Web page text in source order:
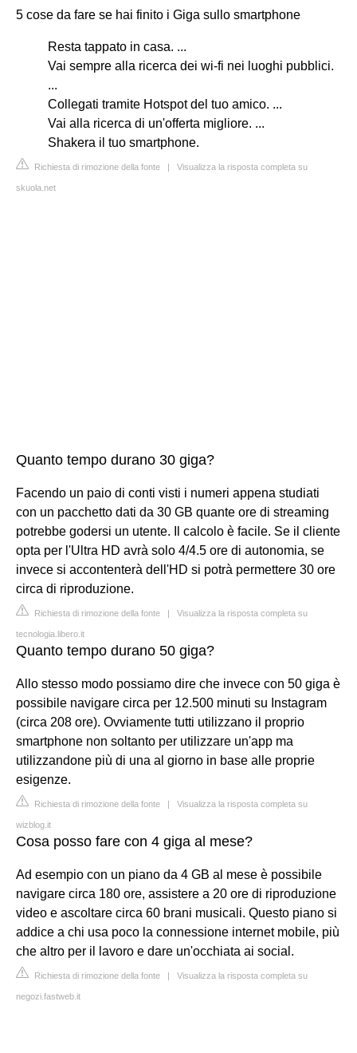
5 cose da fare se hai finito i Giga sullo smartphone
Resta tappato in casa. ...
Vai sempre alla ricerca dei wi-fi nei luoghi pubblici.
...
Collegati tramite Hotspot del tuo amico. ...
Vai alla ricerca di un'offerta migliore. ...
Shakera il tuo smartphone.
Richiesta di rimozione della fonte | Visualizza la risposta completa su
skuola.net
Quanto tempo durano 30 giga?
Facendo un paio di conti visti i numeri appena studiati
con un pacchetto dati da 30 GB quante ore di streaming
potrebbe godersi un utente. Il calcolo è facile. Se il cliente
opta per l'Ultra HD avrà solo 4/4.5 ore di autonomia, se
invece si accontenterà dell'HD si potrà permettere 30 ore
circa di riproduzione.
Richiesta di rimozione della fonte | Visualizza la risposta completa su
tecnologia.libero.it
Quanto tempo durano 50 giga?
Allo stesso modo possiamo dire che invece con 50 giga è
possibile navigare circa per 12.500 minuti su Instagram
(circa 208 ore). Ovviamente tutti utilizzano il proprio
smartphone non soltanto per utilizzare un'app ma
utilizzandone più di una al giorno in base alle proprie
esigenze.
Richiesta di rimozione della fonte | Visualizza la risposta completa su
wizblog.it
Cosa posso fare con 4 giga al mese?
Ad esempio con un piano da 4 GB al mese è possibile
navigare circa 180 ore, assistere a 20 ore di riproduzione
video e ascoltare circa 60 brani musicali. Questo piano si
addice a chi usa poco la connessione internet mobile, più
che altro per il lavoro e dare un'occhiata ai social.
Richiesta di rimozione della fonte | Visualizza la risposta completa su
negozi.fastweb.it